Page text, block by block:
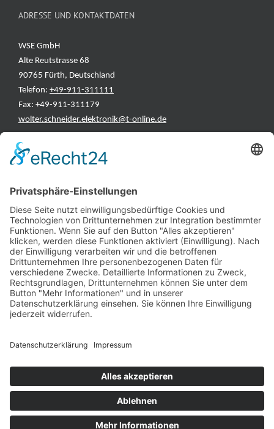
ADRESSE UND KONTAKTDATEN
WSE GmbH
Alte Reutstrasse 68
90765 Fürth, Deutschland
Telefon: +49-911-311111
Fax: +49-911-311179
wolter.schneider.elektronik@t-online.de
INFORMATIONEN
Test & Reparatur
Hersteller
Fehlerliste
Impressum
Datenschutzerklärung
AGB